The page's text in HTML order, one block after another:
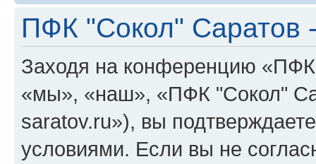
ПФК "Сокол" Саратов
Заходя на конференцию
«мы», «наш», «ПФК "Сокол"
saratov.ru»), вы
условиями. Если вы не